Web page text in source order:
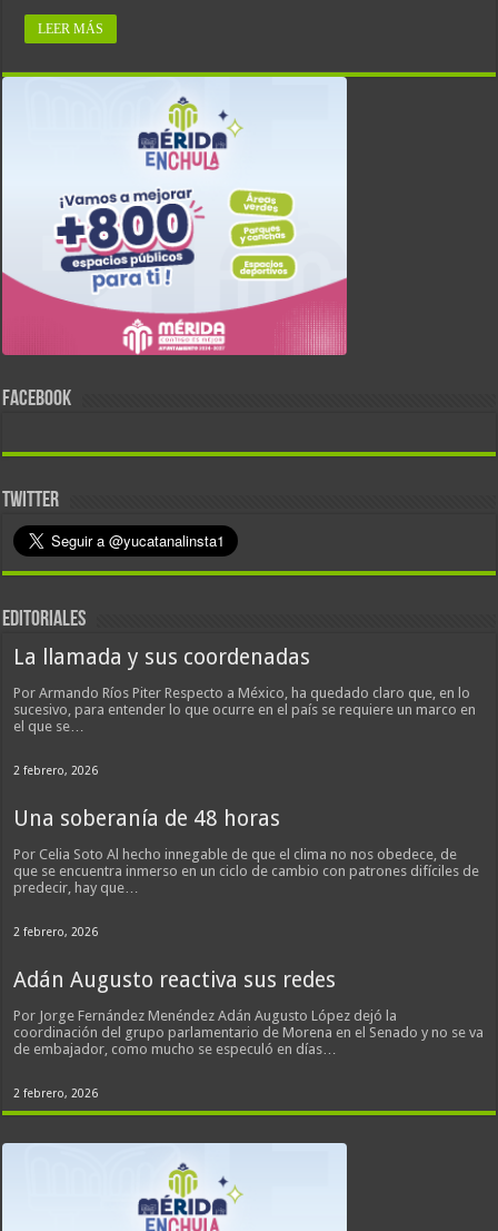
LEER MÁS
FACEBOOK
TWITTER
EDITORIALES
La llamada y sus coordenadas
Por Armando Ríos Piter Respecto a México, ha quedado claro que, en lo
sucesivo, para entender lo que ocurre en el país se requiere un marco en
el que se…
2 febrero, 2026
Una soberanía de 48 horas
Por Celia Soto Al hecho innegable de que el clima no nos obedece, de
que se encuentra inmerso en un ciclo de cambio con patrones difíciles de
predecir, hay que…
2 febrero, 2026
Adán Augusto reactiva sus redes
Por Jorge Fernández Menéndez Adán Augusto López dejó la
coordinación del grupo parlamentario de Morena en el Senado y no se va
de embajador, como mucho se especuló en días…
2 febrero, 2026